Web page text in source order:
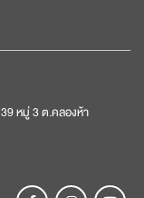
หมู่ 3 ต.คลองห้า